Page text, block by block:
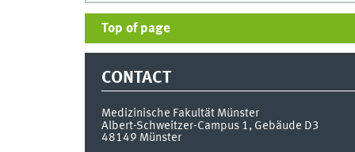
Top of page
CONTACT
Medizinische Fakultät Münster
Albert-Schweitzer-Campus 1, Gebäude D3
48149 Münster